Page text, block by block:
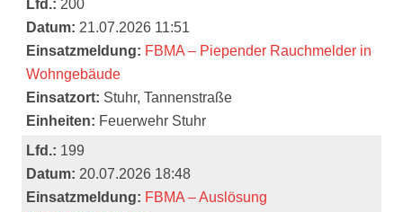
Lfd.: 200
Datum: 21.07.2026 11:51
Einsatzmeldung: FBMA – Piepender Rauchmelder in
Wohngebäude
Einsatzort: Stuhr, Tannenstraße
Einheiten: Feuerwehr Stuhr
Lfd.: 199
Datum: 20.07.2026 18:48
Einsatzmeldung: FBMA – Auslösung